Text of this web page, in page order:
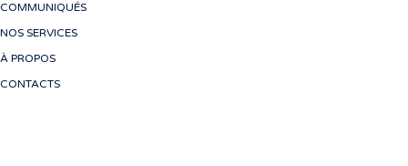
COMMUNIQUÉS
NOS SERVICES
À PROPOS
CONTACTS